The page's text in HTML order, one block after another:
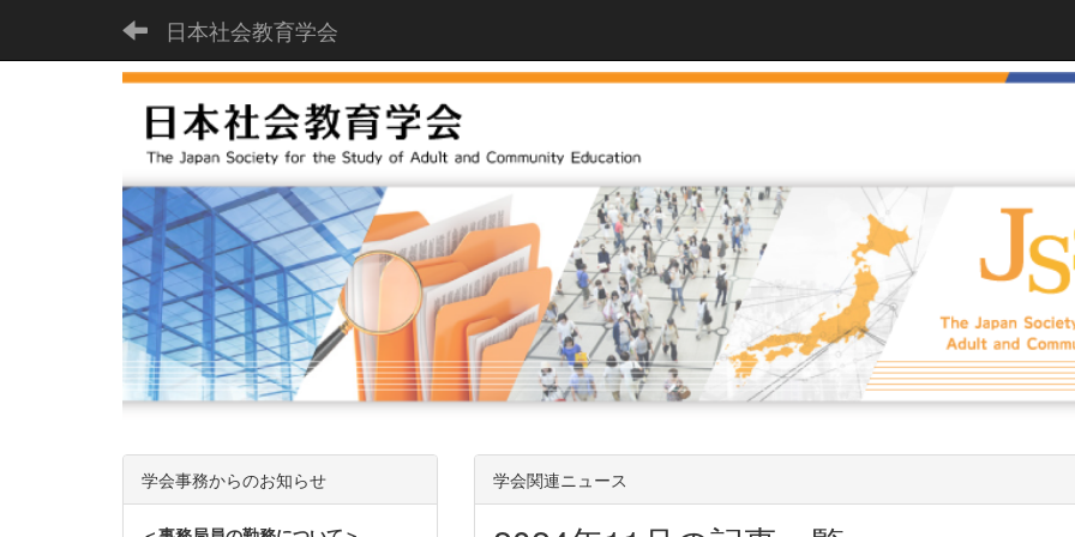
日本社会教育学会
学会関連ニュース
学会事務からのお知らせ